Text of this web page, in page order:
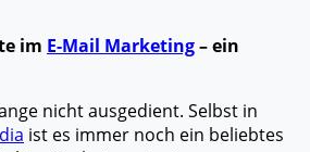
im E-Mail Marketing– ein
nicht ausgedient. Selbst in
ist es immer noch ein beliebtes